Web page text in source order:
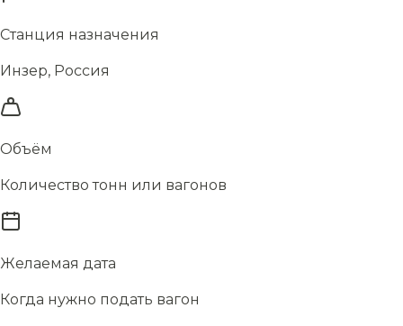
Станция назначения
Инзер, Россия
Объём
Количество тонн или вагонов
Желаемая дата
Когда нужно подать вагон